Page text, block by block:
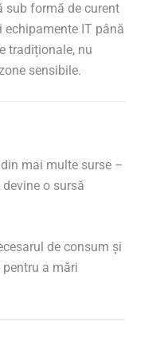
sub formă de curent
IT până
tradiționale, nu
sensibile.
mai multe surse –
o sursă
de consum și
a mări